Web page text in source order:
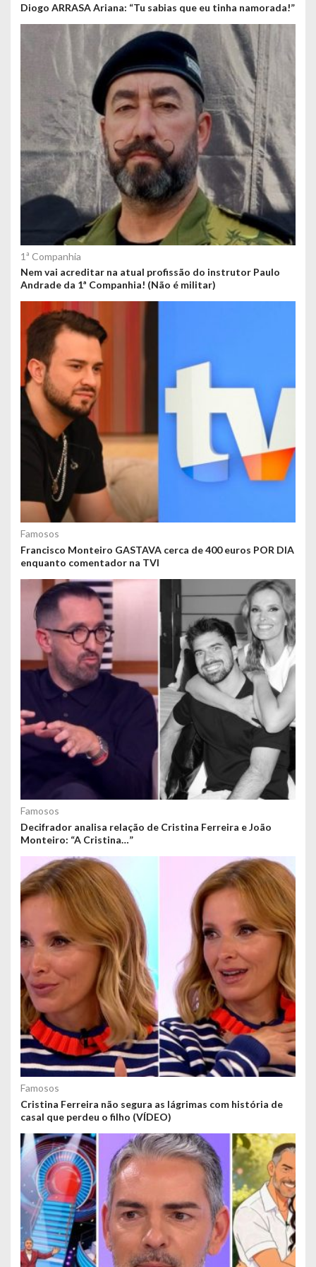
Diogo ARRASA Ariana: “Tu sabias que eu tinha namorada!”
1ª Companhia
Nem vai acreditar na atual profissão do instrutor Paulo
Andrade da 1ª Companhia! (Não é militar)
Famosos
Francisco Monteiro GASTAVA cerca de 400 euros POR DIA
enquanto comentador na TVI
Famosos
Decifrador analisa relação de Cristina Ferreira e João
Monteiro: “A Cristina…”
Famosos
Cristina Ferreira não segura as lágrimas com história de
casal que perdeu o filho (VÍDEO)